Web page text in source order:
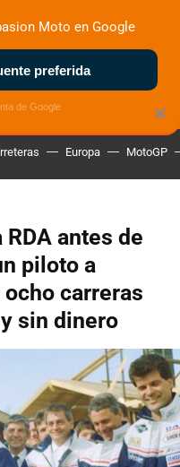
MOTOS ELÉCTRICAS
Europa MotoGP
antes de
piloto a
ocho carreras
sin dinero
×
Moto en Google
preferida
de Google